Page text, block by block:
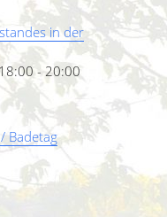
in der
- 20:00
Badetag